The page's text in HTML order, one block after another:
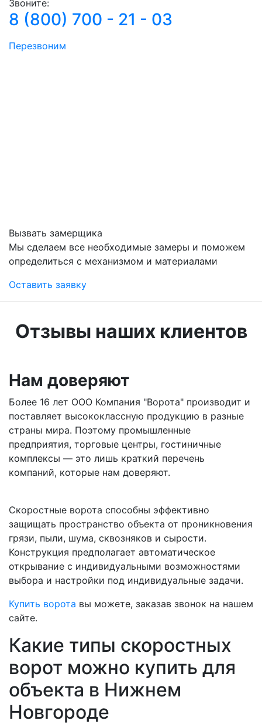
Звоните:
8 (800) 700 - 21 - 03
Перезвоним
Вызвать замерщика
Мы сделаем все необходимые замеры и поможем
определиться с механизмом и материалами
Оставить заявку
Отзывы наших клиентов
Нам доверяют
Более 16 лет ООО Компания "Ворота" производит и
поставляет высококлассную продукцию в разные
страны мира. Поэтому промышленные
предприятия, торговые центры, гостиничные
комплексы — это лишь краткий перечень
компаний, которые нам доверяют.
Скоростные ворота способны эффективно
защищать пространство объекта от проникновения
грязи, пыли, шума, сквозняков и сырости.
Конструкция предполагает автоматическое
открывание с индивидуальными возможностями
выбора и настройки под индивидуальные задачи.
Купить ворота вы можете, заказав звонок на нашем
сайте.
Какие типы скоростных
ворот можно купить для
объекта в Нижнем
Новгороде